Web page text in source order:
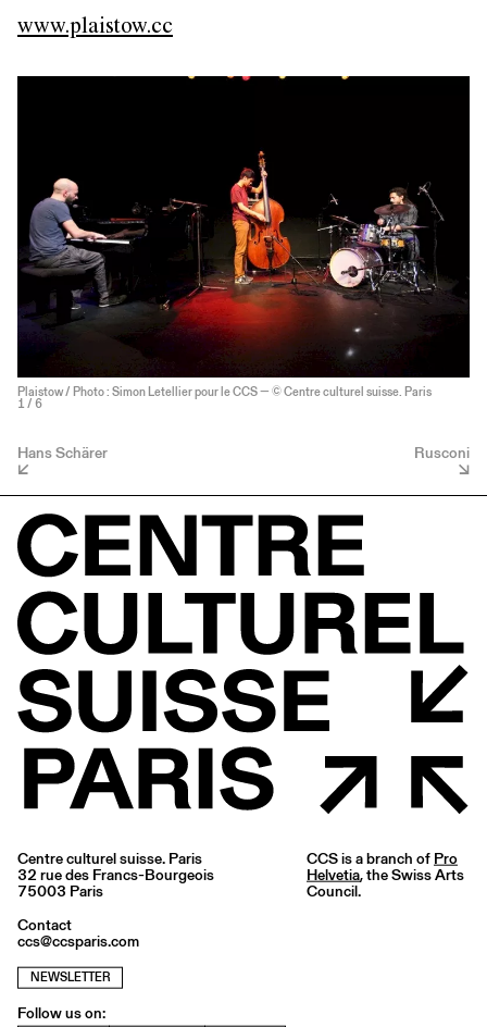
www.plaistow.cc
Plaistow / Photo : Simon Letellier pour le CCS — © Centre culturel suisse. Paris
1 / 6
Hans Schärer Rusconi
Centre culturel suisse. Paris
32 rue des Francs-Bourgeois
75003 Paris
Contact
ccs@ccsparis.com
NEWSLETTER
Follow us on:
CCS is a branch of Pro
Helvetia, the Swiss Arts
Council.